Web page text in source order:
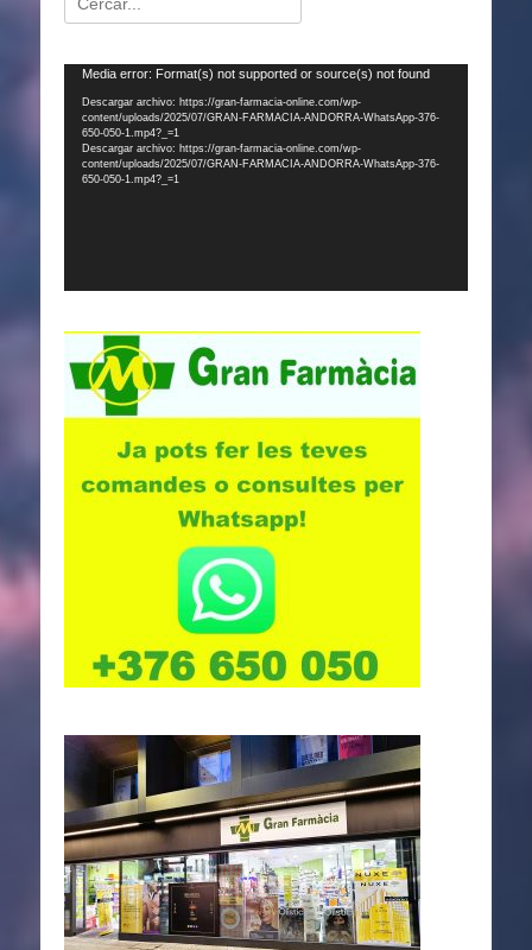
Reproductor
vídeo
Media error: Format(s) not supported or source(s) not found
Descargar archivo: https://gran-farmacia-online.com/wp-
content/uploads/2025/07/GRAN-FARMACIA-ANDORRA-WhatsApp-376-
650-050-1.mp4?_=1
Descargar archivo: https://gran-farmacia-online.com/wp-
content/uploads/2025/07/GRAN-FARMACIA-ANDORRA-WhatsApp-376-
650-050-1.mp4?_=1